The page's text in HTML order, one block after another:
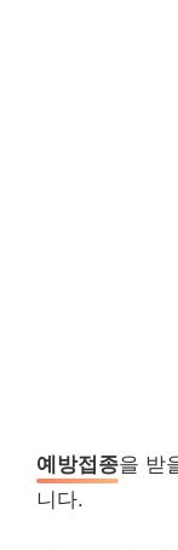
예방접종을 받
니다.